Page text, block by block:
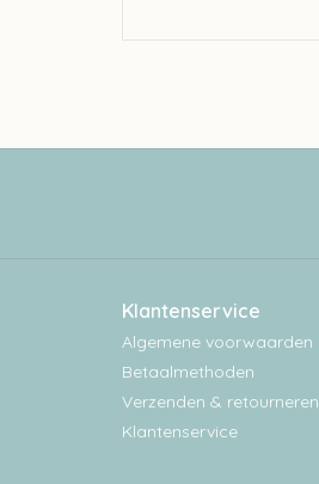
Klantenservice
Algemene voorwaarden
Betaalmethoden
Verzenden & retourneren
Klantenservice